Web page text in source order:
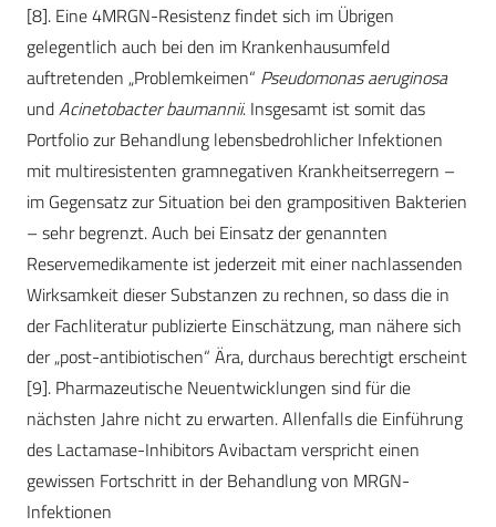
[8]. Eine 4MRGN-Resistenz findet sich im Übrigen
gelegentlich auch bei den im Krankenhausumfeld
auftretenden „Problemkeimen“ Pseudomonas aeruginosa
undAcinetobacter baumannii. Insgesamt ist somit das
Portfolio zur Behandlung lebensbedrohlicher Infektionen
mit multiresistenten gramnegativen Krankheitserregern –
im Gegensatz zur Situation bei den grampositiven Bakterien
– sehr begrenzt. Auch bei Einsatz der genannten
Reservemedikamente ist jederzeit mit einer nachlassenden
Wirksamkeit dieser Subs­tanzen zu rechnen, so dass die in
der Fachliteratur publizierte Einschätzung, man nähere sich
der „post-antibiotischen“ Ära, durchaus berechtigt erscheint
[9]. Pharmazeutische Neuentwicklungen sind für die
nächsten Jahre nicht zu erwarten. Allenfalls die Einführung
des Lactamase-Inhibitors Avibactam verspricht einen
gewissen Fortschritt in der Behandlung von MRGN-
Infektionen